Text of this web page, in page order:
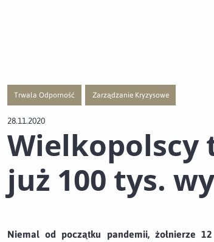
Trwała Odporność
Przejście do nowej strony z listą publikacji o kategorii Trwała
Zarządzanie Kryzysowe
Przejście do nowej strony z listą
28.11.2020
już 100 tys.
Niemal od początku pandemii, żołnierze